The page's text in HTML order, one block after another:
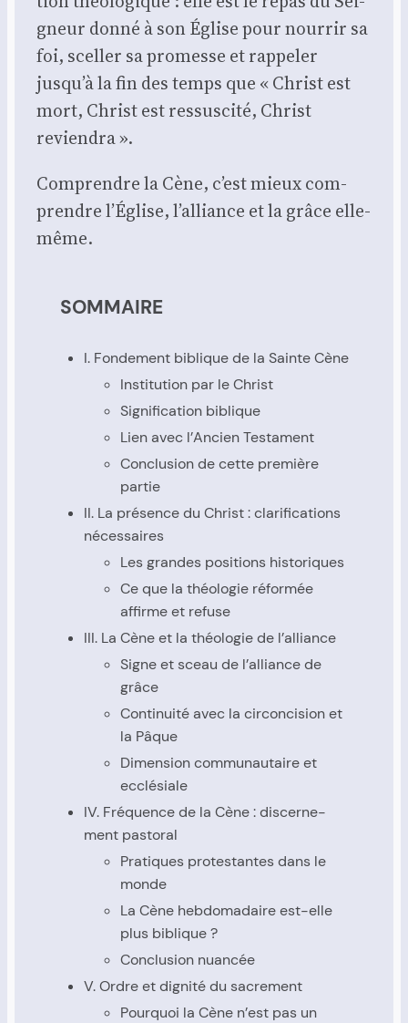
gneur don­né à son Église pour nour­rir sa
foi, scel­ler sa pro­messe et rap­pe­ler
jusqu’à la fin des temps que « Christ est
mort, Christ est res­sus­ci­té, Christ
revien­dra ».
Com­prendre la Cène, c’est mieux com­
prendre l’Église, l’alliance et la grâce elle-
même.
SOMMAIRE
I. Fon­de­ment biblique de la Sainte Cène
Ins­ti­tu­tion par le Christ
Signi­fi­ca­tion biblique
Lien avec l’An­cien Tes­ta­ment
Conclu­sion de cette pre­mière
par­tie
II. La pré­sence du Christ : cla­ri­fi­ca­tions
néces­saires
Les grandes posi­tions his­to­riques
Ce que la théo­lo­gie réfor­mée
affirme et refuse
III. La Cène et la théo­lo­gie de l’al­liance
Signe et sceau de l’al­liance de
grâce
Conti­nui­té avec la cir­con­ci­sion et
la Pâque
Dimen­sion com­mu­nau­taire et
ecclé­siale
IV. Fré­quence de la Cène : dis­cer­ne­
ment pas­to­ral
Pra­tiques pro­tes­tantes dans le
monde
La Cène heb­do­ma­daire est-elle
plus biblique ?
Conclu­sion nuan­cée
V. Ordre et digni­té du sacre­ment
Pour­quoi la Cène n’est pas un